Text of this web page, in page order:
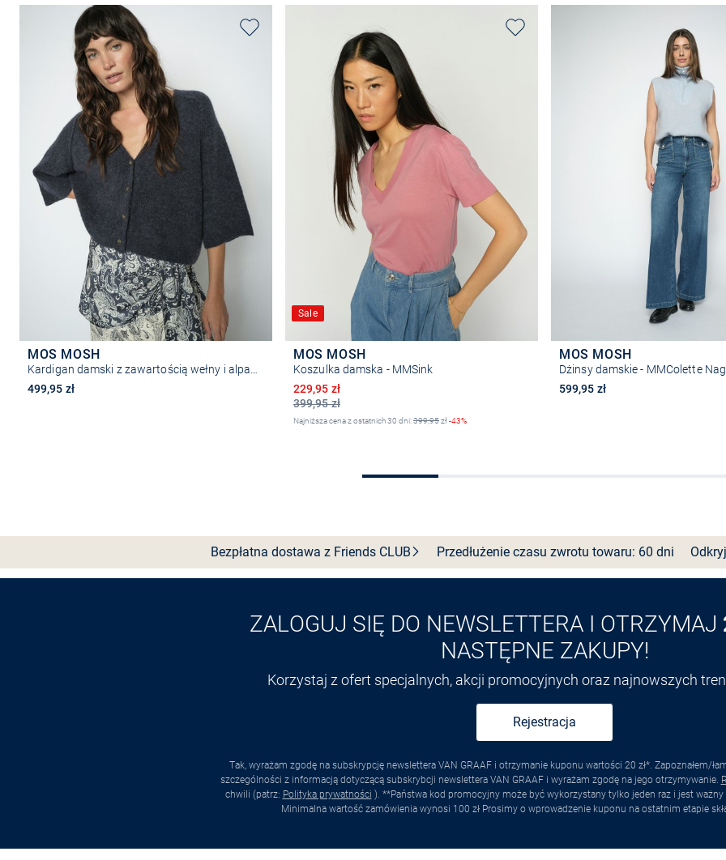
MOS MOSH
499,95 zł
Sale
MOS MOSH
Koszulka damska - MMSink
399,95 zł
Obniżona cena
229,95 zł
Najniższa cena z ostatnich 30 dni:399,95zł-43%
MOS MOSH
Dżinsy damskie - MMColette
599,95 zł
Bezpłatna dostawa z FriendsCLUB Przedłużenie czasu zwrotu towaru: 60 dni
ZALOGUJ SIĘ DO NEWSLETTERA I OTRZYMAJ
NASTĘPNE ZAKUPY!
Korzystaj z ofert specjalnych, akcji promocyjnych oraz najnowszych
Rejestracja
Tak, wyrażam zgodę na subskrypcję newslettera VAN GRAAF i otrzymanie kuponu wartości 20 zł*. Zapoznałem/
szczególności z informacją dotyczącą subskrybcji newslettera VAN GRAAF i wyrażam zgodę na jego otrzymywanie.
chwili (patrz: Polityka prywatności ). **Państwa kod promocyjny może być wykorzystany tylko jeden raz i jest
Minimalna wartość zamówienia wynosi 100 zł Prosimy o wprowadzenie kuponu na ostatnim etapie